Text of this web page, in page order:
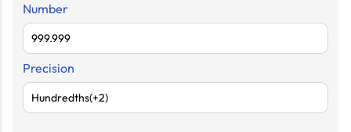
Number
Precision